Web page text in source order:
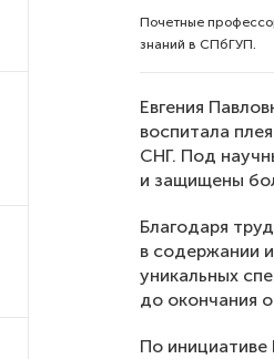
Почетные
знаний в СПбГУП.
Евгения
воспитала
СНГ. Под
и защищены
Благодаря
в содержании
уникальных
до окончания
По инициативе